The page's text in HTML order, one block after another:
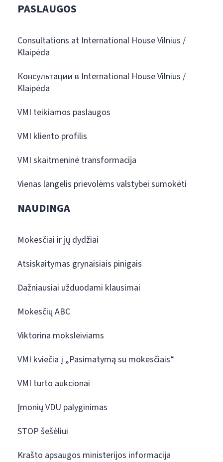
PASLAUGOS
Consultations at International House Vilnius /
Klaipėda
Консультации в International House Vilnius /
Klaipėda
VMI teikiamos paslaugos
VMI kliento profilis
VMI skaitmeninė transformacija
Vienas langelis prievolėms valstybei sumokėti
NAUDINGA
Mokesčiai ir jų dydžiai
Atsiskaitymas grynaisiais pinigais
Dažniausiai užduodami klausimai
Mokesčių ABC
Viktorina moksleiviams
VMI kviečia į „Pasimatymą su mokesčiais“
VMI turto aukcionai
Įmonių VDU palyginimas
STOP šešėliui
Krašto apsaugos ministerijos informacija